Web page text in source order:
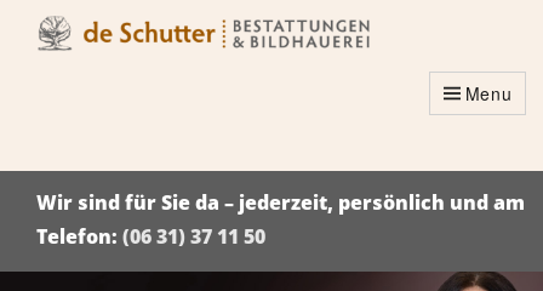
Menu
Wir sind für Sie da – jederzeit, persönlich und am
Telefon: (06 31) 37 11 50